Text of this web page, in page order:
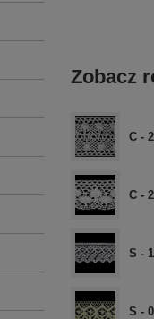
Zobacz
C -
C -
S -
S -